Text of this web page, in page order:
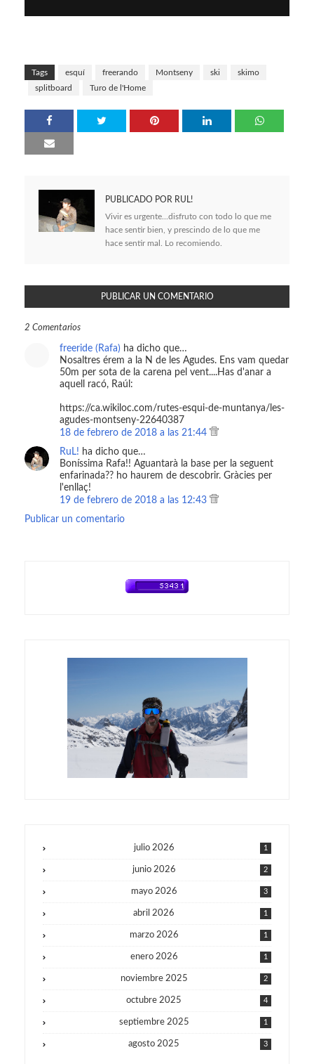
Tags esquí freerando Montseny ski
skimo
splitboard
Turo de l'Home
PUBLICADO POR RUL!
Vivir es urgente...disfruto con todo lo que me
hace sentir bien, y prescindo de lo que me
hace sentir mal. Lo recomiendo.
PUBLICAR UN COMENTARIO
2 Comentarios
freeride (Rafa) ha dicho que…
Nosaltres érem a la N de les Agudes. Ens vam quedar
50m per sota de la carena pel vent....Has d'anar a
aquell racó, Raúl:
https://ca.wikiloc.com/rutes-esqui-de-muntanya/les-
agudes-montseny-22640387
18 de febrero de 2018 a las 21:44
RuL! ha dicho que…
Boníssima Rafa!! Aguantarà la base per la seguent
enfarinada?? ho haurem de descobrir. Gràcies per
l'enllaç!
19 de febrero de 2018 a las 12:43
Publicar un comentario
julio 2026 1
junio 2026 2
mayo 2026 3
abril 2026 1
marzo 2026 1
enero 2026 1
noviembre 2025 2
octubre 2025 4
septiembre 2025 1
agosto 2025 3